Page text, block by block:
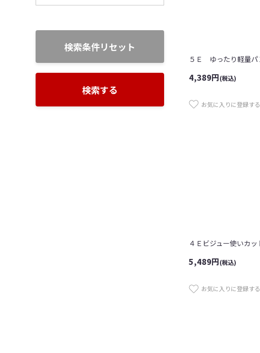
4,389円(税込)
お気に入りに登録する
5,489円(税込)
お気に入りに登録する
検索条件リセット
検索する